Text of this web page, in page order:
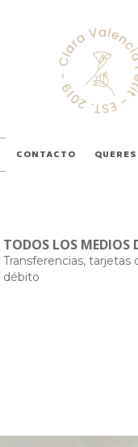
CONTACTO
TODOS LOS MEDIOS
Transferencias, tarjetas
débito